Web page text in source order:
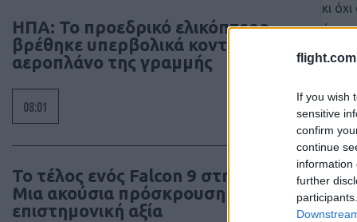
If you wish
sensitive
confirm
continue
information
further
ΗΠΑ: Το προεδρικό ελικόπτερο
βρέθηκε υπερβολικά κοντά σε
αεροπλάνο της γραμμής
08:01
Το τέλος ενός Falcon 9 στη Σελήνη –
Μια ακούσια πρόσκρουση με
επιστημονική αξία
κι